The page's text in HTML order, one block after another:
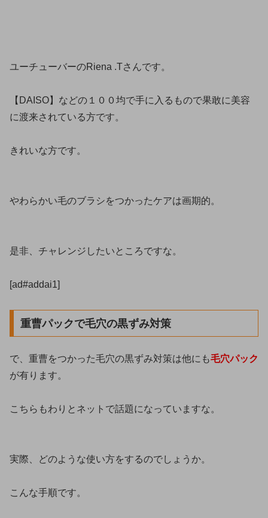
ユーチューバーのRiena .Tさんです。
【DAISO】などの１００均で手に入るもので果敢に美容
に渡来されている方です。
きれいな方です。
やわらかい毛のブラシをつかったケアは画期的。
是非、チャレンジしたいところですな。
[ad#addai1]
重曹パックで毛穴の黒ずみ対策
で、重曹をつかった毛穴の黒ずみ対策は他にも毛穴パック
が有ります。
こちらもわりとネットで話題になっていますな。
実際、どのような使い方をするのでしょうか。
こんな手順です。